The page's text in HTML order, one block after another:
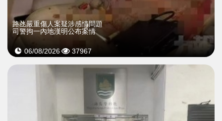
​路氹嚴重傷人案疑涉感情問題
司警拘一內地漢明公布案情
06/08/2026 37967